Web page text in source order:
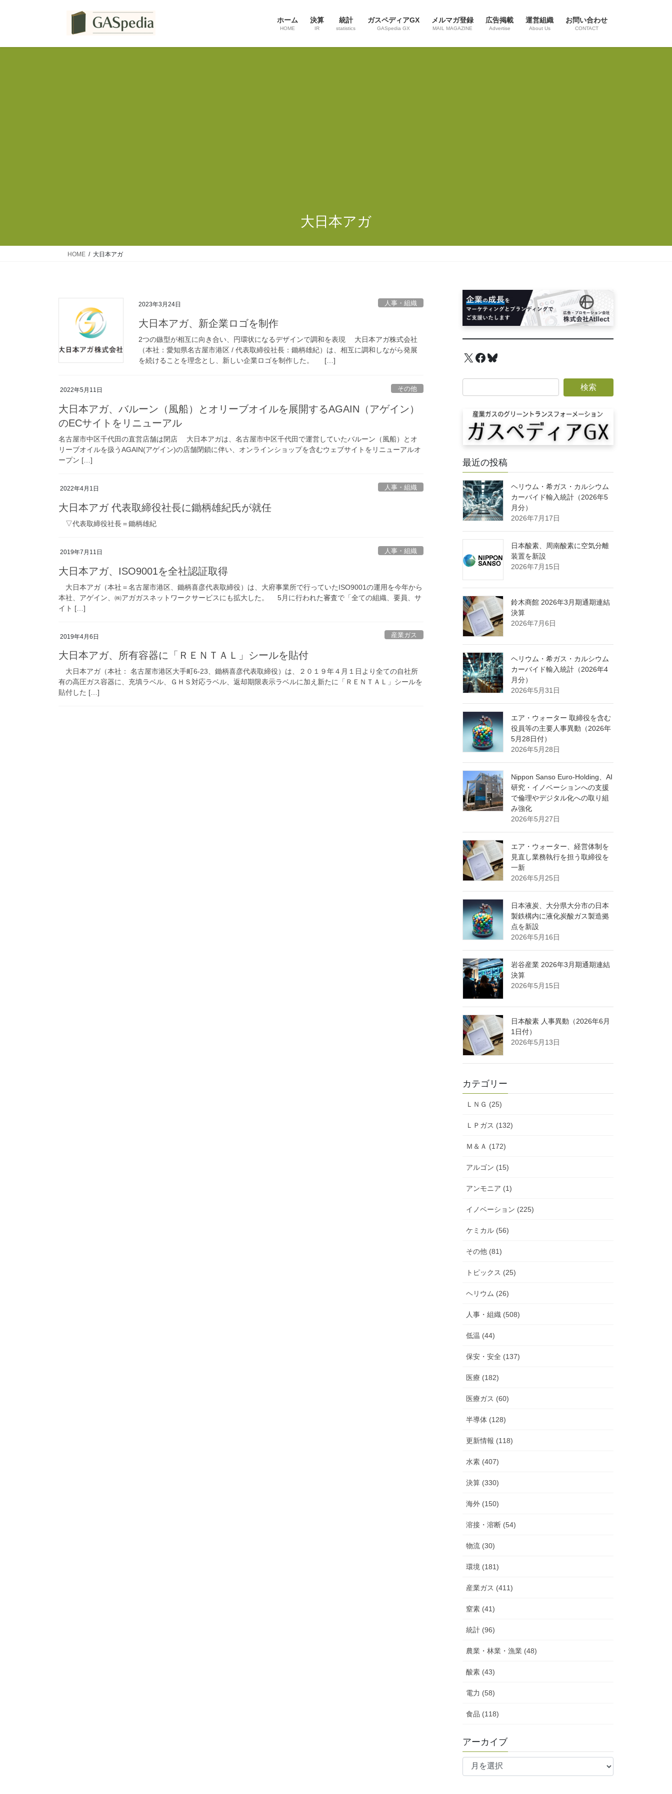
ホーム
HOME
決算
IR
統計
statistics
ガスペディアGX
GASpedia GX
メルマガ登録
MAIL MAGAZINE
広告掲載
Advertise
運営組織
About Us
お問い合わせ
CONTACT
大日本アガ
HOME 大日本アガ
2023年3月24日 人事・組織
大日本アガ、新企業ロゴを制作
2つの鏃型が相互に向き合い、円環状になるデザインで調和を表現 大日本アガ株式会社
（本社：愛知県名古屋市港区 / 代表取締役社長：鋤柄雄紀）は、相互に調和しながら発展
を続けることを理念とし、新しい企業ロゴを制作した。 […]
2022年5月11日 その他
大日本アガ、バルーン（風船）とオリーブオイルを展開するAGAIN（アゲイン）
のECサイトをリニューアル
名古屋市中区千代田の直営店舗は閉店 大日本アガは、名古屋市中区千代田で運営していたバルーン（風船）とオ
リーブオイルを扱うAGAIN(アゲイン)の店舗閉鎖に伴い、オンラインショップを含むウェブサイトをリニューアルオ
ープン […]
2022年4月1日 人事・組織
大日本アガ 代表取締役社長に鋤柄雄紀氏が就任
▽代表取締役社長＝鋤柄雄紀
2019年7月11日 人事・組織
大日本アガ、ISO9001を全社認証取得
大日本アガ（本社＝名古屋市港区、鋤柄喜彦代表取締役）は、大府事業所で行っていたISO9001の運用を今年から
本社、アゲイン、㈱アガガスネットワークサービスにも拡大した。 5月に行われた審査で「全ての組織、要員、サ
イト […]
2019年4月6日 産業ガス
大日本アガ、所有容器に「ＲＥＮＴＡＬ」シールを貼付
大日本アガ（本社： 名古屋市港区大手町6-23、鋤柄喜彦代表取締役）は、２０１９年４月１日より全ての自社所
有の高圧ガス容器に、充填ラベル、ＧＨＳ対応ラベル、返却期限表示ラベルに加え新たに「ＲＥＮＴＡＬ」シールを
貼付した […]
X Facebook
Bluesky
最近の投稿
ヘリウム・希ガス・カルシウム
カーバイド輸入統計（2026年5
月分）
2026年7月17日
日本酸素、周南酸素に空気分離
装置を新設
2026年7月15日
鈴木商館 2026年3月期通期連結
決算
2026年7月6日
ヘリウム・希ガス・カルシウム
カーバイド輸入統計（2026年4
月分）
2026年5月31日
エア・ウォーター 取締役を含む
役員等の主要人事異動（2026年
5月28日付）
2026年5月28日
Nippon Sanso Euro-Holding、AI
研究・イノベーションへの支援
で倫理やデジタル化への取り組
み強化
2026年5月27日
エア・ウォーター、経営体制を
見直し業務執行を担う取締役を
一新
2026年5月25日
日本液炭、大分県大分市の日本
製鉄構内に液化炭酸ガス製造拠
点を新設
2026年5月16日
岩谷産業 2026年3月期通期連結
決算
2026年5月15日
日本酸素 人事異動（2026年6月
1日付）
2026年5月13日
カテゴリー
ＬＮＧ (25)
ＬＰガス (132)
Ｍ＆Ａ (172)
アルゴン (15)
アンモニア (1)
イノベーション (225)
ケミカル (56)
その他 (81)
トピックス (25)
ヘリウム (26)
人事・組織 (508)
低温 (44)
保安・安全 (137)
医療 (182)
医療ガス (60)
半導体 (128)
更新情報 (118)
水素 (407)
決算 (330)
海外 (150)
溶接・溶断 (54)
物流 (30)
環境 (181)
産業ガス (411)
窒素 (41)
統計 (96)
農業・林業・漁業 (48)
酸素 (43)
電力 (58)
食品 (118)
アーカイブ
ア